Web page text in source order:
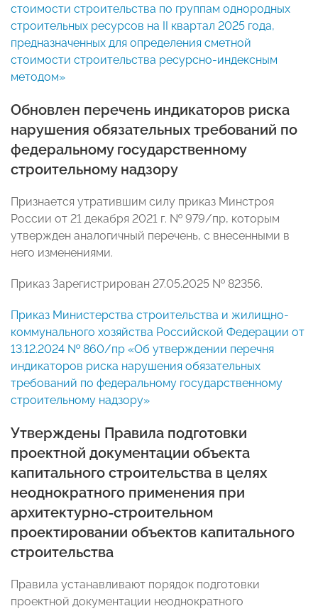
стоимости строительства по группам однородных
строительных ресурсов на II квартал 2025 года,
предназначенных для определения сметной
стоимости строительства ресурсно-индексным
методом»
Обновлен перечень индикаторов риска
нарушения обязательных требований по
федеральному государственному
строительному надзору
Признается утратившим силу приказ Минстроя
России от 21 декабря 2021 г. № 979/пр, которым
утвержден аналогичный перечень, с внесенными в
него изменениями.
Приказ Зарегистрирован 27.05.2025 № 82356.
Приказ Министерства строительства и жилищно-
коммунального хозяйства Российской Федерации от
13.12.2024 № 860/пр «Об утверждении перечня
индикаторов риска нарушения обязательных
требований по федеральному государственному
строительному надзору»
Утверждены Правила подготовки
проектной документации объекта
капитального строительства в целях
неоднократного применения при
архитектурно-строительном
проектировании объектов капитального
строительства
Правила устанавливают порядок подготовки
проектной документации неоднократного